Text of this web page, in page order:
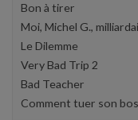
Bon à tirer
Moi, Michel G.,
Le Dilemme
Very Bad Trip 2
Bad Teacher
Comment tuer son